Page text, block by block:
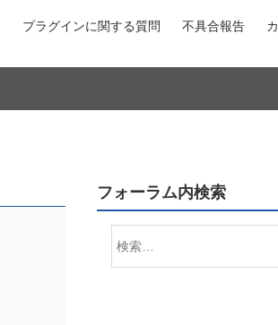
プラグインに関する質問 不具合報告
フォーラム内検索